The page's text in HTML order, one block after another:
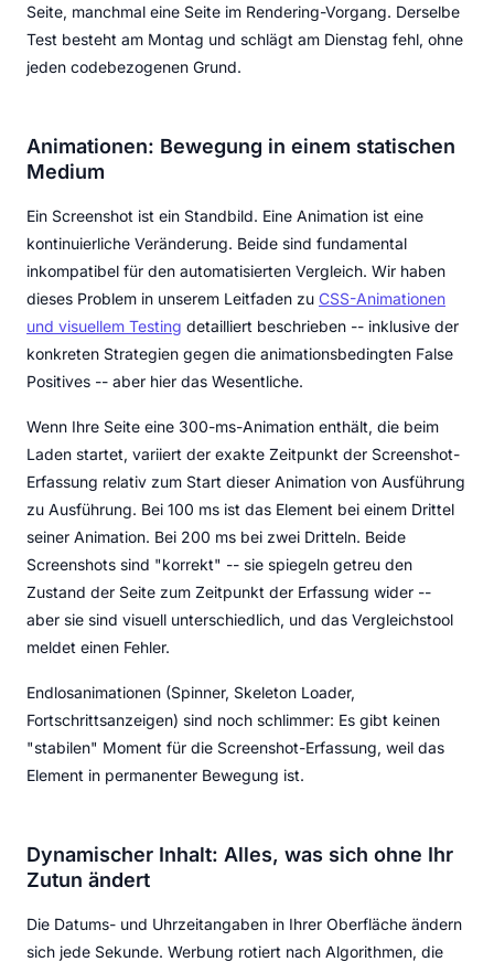
Seite, manchmal eine Seite im Rendering-Vorgang. Derselbe
Test besteht am Montag und schlägt am Dienstag fehl, ohne
jeden codebezogenen Grund.
Animationen: Bewegung in einem statischen
Medium
Ein Screenshot ist ein Standbild. Eine Animation ist eine
kontinuierliche Veränderung. Beide sind fundamental
inkompatibel für den automatisierten Vergleich. Wir haben
dieses Problem in unserem Leitfaden zu CSS-Animationen
und visuellem Testing detailliert beschrieben -- inklusive der
konkreten Strategien gegen die animationsbedingten False
Positives -- aber hier das Wesentliche.
Wenn Ihre Seite eine 300-ms-Animation enthält, die beim
Laden startet, variiert der exakte Zeitpunkt der Screenshot-
Erfassung relativ zum Start dieser Animation von Ausführung
zu Ausführung. Bei 100 ms ist das Element bei einem Drittel
seiner Animation. Bei 200 ms bei zwei Dritteln. Beide
Screenshots sind "korrekt" -- sie spiegeln getreu den
Zustand der Seite zum Zeitpunkt der Erfassung wider --
aber sie sind visuell unterschiedlich, und das Vergleichstool
meldet einen Fehler.
Endlosanimationen (Spinner, Skeleton Loader,
Fortschrittsanzeigen) sind noch schlimmer: Es gibt keinen
"stabilen" Moment für die Screenshot-Erfassung, weil das
Element in permanenter Bewegung ist.
Dynamischer Inhalt: Alles, was sich ohne Ihr
Zutun ändert
Die Datums- und Uhrzeitangaben in Ihrer Oberfläche ändern
sich jede Sekunde. Werbung rotiert nach Algorithmen, die